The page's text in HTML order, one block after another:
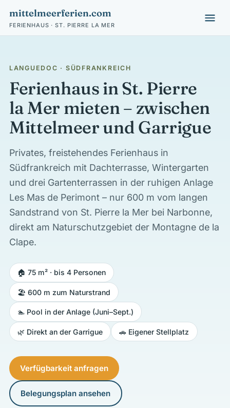
mittelmeerferien.com
FERIENHAUS · ST. PIERRE LA MER
LANGUEDOC · SÜDFRANKREICH
Ferienhaus in St. Pierre
la Mer mieten – zwischen
Mittelmeer und Garrigue
Privates, freistehendes Ferienhaus in
Südfrankreich mit Dachterrasse, Wintergarten
und drei Gartenterrassen in der ruhigen Anlage
Les Mas de Perimont – nur 600 m vom langen
Sandstrand von St. Pierre la Mer bei Narbonne,
direkt am Naturschutzgebiet der Montagne de la
Clape.
🏠 75 m² · bis 4 Personen
🏖️ 600 m zum Naturstrand
🏊 Pool in der Anlage (Juni–Sept.)
🌿 Direkt an der Garrigue 🚗 Eigener Stellplatz
Verfügbarkeit anfragen
Belegungsplan ansehen